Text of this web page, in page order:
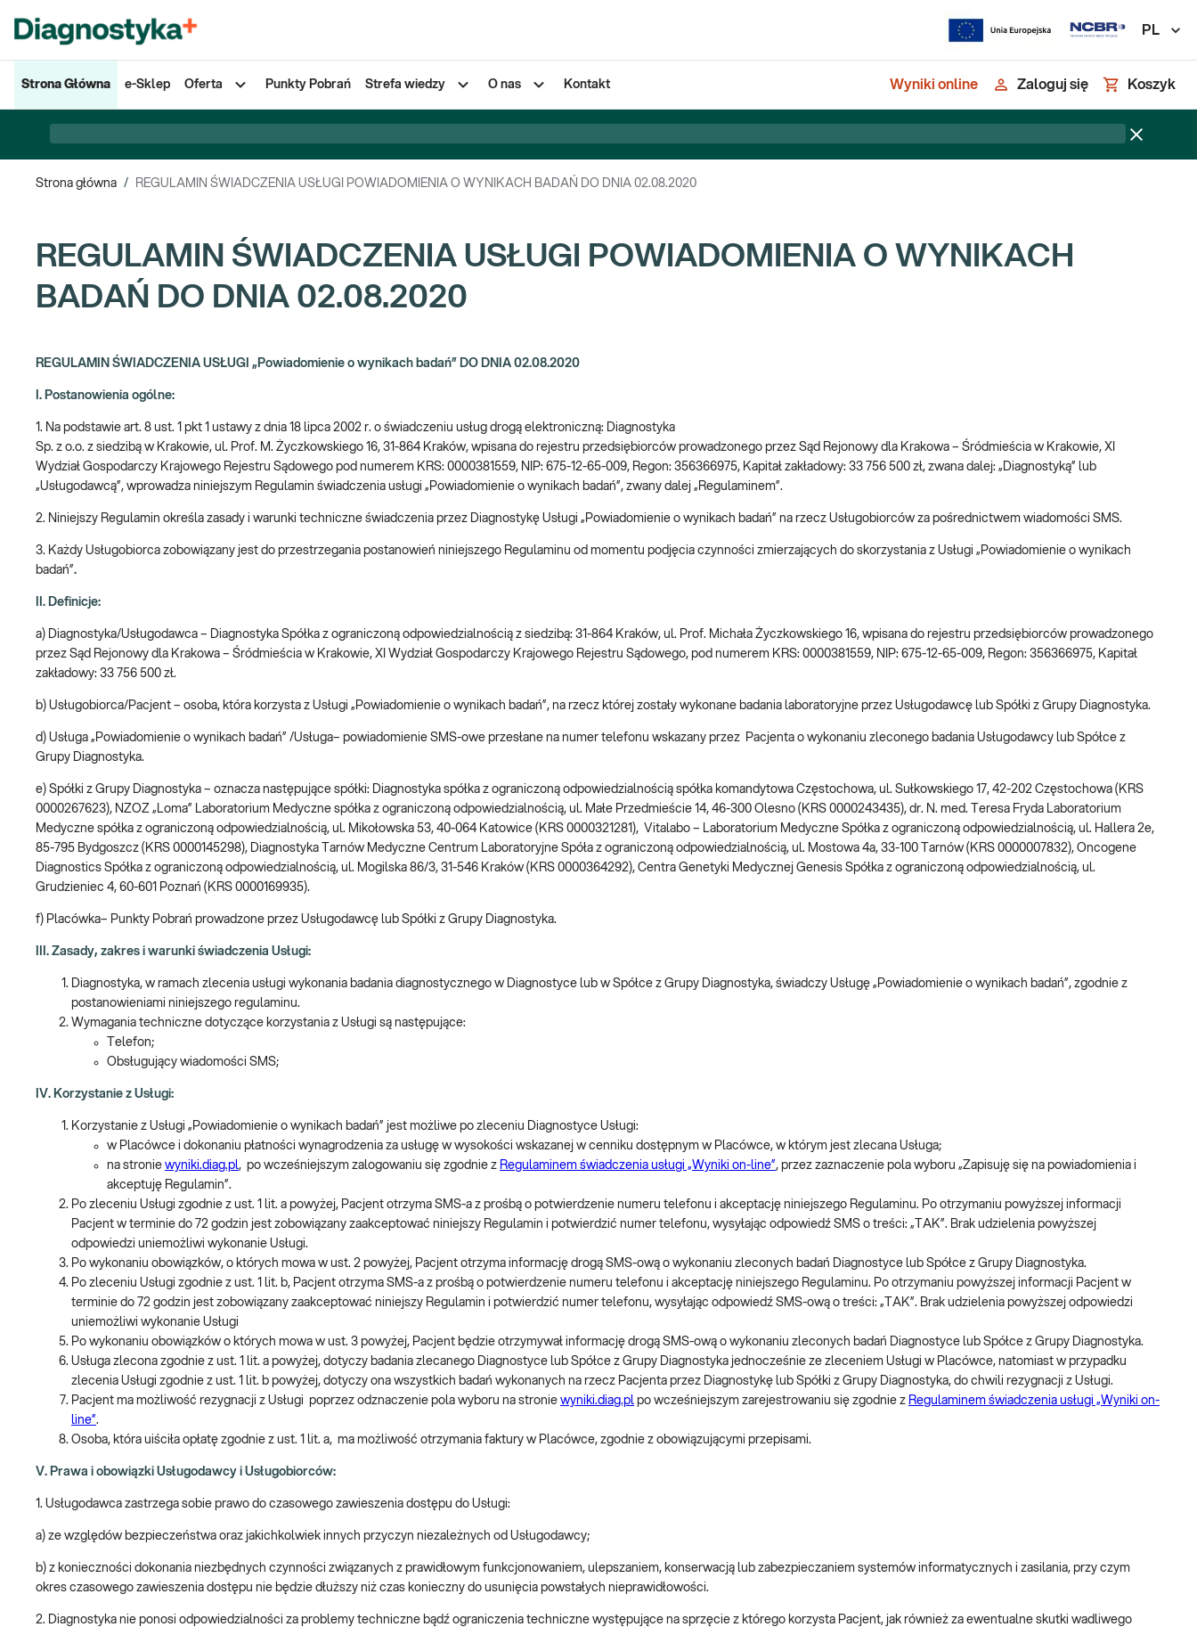
PL
Strona Główna e-Sklep Oferta Punkty Pobrań Strefa wiedzy O nas Kontakt Wyniki online Zaloguj się Koszyk
Strona główna / REGULAMIN ŚWIADCZENIA USŁUGI POWIADOMIENIA O WYNIKACH BADAŃ DO DNIA 02.08.2020
REGULAMIN ŚWIADCZENIA USŁUGI POWIADOMIENIA O WYNIKACH
BADAŃ DO DNIA 02.08.2020
REGULAMIN ŚWIADCZENIA USŁUGI „Powiadomienie o wynikach badań” DO DNIA 02.08.2020
I. Postanowienia ogólne:
1. Na podstawie art. 8 ust. 1 pkt 1 ustawy z dnia 18 lipca 2002 r. o świadczeniu usług drogą elektroniczną: Diagnostyka
Sp. z o.o. z siedzibą w Krakowie, ul. Prof. M. Życzkowskiego 16, 31-864 Kraków, wpisana do rejestru przedsiębiorców prowadzonego przez Sąd Rejonowy dla Krakowa – Śródmieścia w Krakowie, XI
Wydział Gospodarczy Krajowego Rejestru Sądowego pod numerem KRS: 0000381559, NIP: 675-12-65-009, Regon: 356366975, Kapitał zakładowy: 33 756 500 zł, zwana dalej: „Diagnostyką” lub
„Usługodawcą”, wprowadza niniejszym Regulamin świadczenia usługi „Powiadomienie o wynikach badań”, zwany dalej „Regulaminem”.
2. Niniejszy Regulamin określa zasady i warunki techniczne świadczenia przez Diagnostykę Usługi „Powiadomienie o wynikach badań” na rzecz Usługobiorców za pośrednictwem wiadomości SMS.
3. Każdy Usługobiorca zobowiązany jest do przestrzegania postanowień niniejszego Regulaminu od momentu podjęcia czynności zmierzających do skorzystania z Usługi „Powiadomienie o wynikach
badań”.
II. Definicje:
a) Diagnostyka/Usługodawca – Diagnostyka Spółka z ograniczoną odpowiedzialnością z siedzibą: 31-864 Kraków, ul. Prof. Michała Życzkowskiego 16, wpisana do rejestru przedsiębiorców prowadzonego
przez Sąd Rejonowy dla Krakowa – Śródmieścia w Krakowie, XI Wydział Gospodarczy Krajowego Rejestru Sądowego, pod numerem KRS: 0000381559, NIP: 675-12-65-009, Regon: 356366975, Kapitał
zakładowy: 33 756 500 zł.
b) Usługobiorca/Pacjent – osoba, która korzysta z Usługi „Powiadomienie o wynikach badań”, na rzecz której zostały wykonane badania laboratoryjne przez Usługodawcę lub Spółki z Grupy Diagnostyka.
d) Usługa „Powiadomienie o wynikach badań” /Usługa– powiadomienie SMS-owe przesłane na numer telefonu wskazany przez Pacjenta o wykonaniu zleconego badania Usługodawcy lub Spółce z
Grupy Diagnostyka.
e) Spółki z Grupy Diagnostyka – oznacza następujące spółki: Diagnostyka spółka z ograniczoną odpowiedzialnością spółka komandytowa Częstochowa, ul. Sułkowskiego 17, 42-202 Częstochowa (KRS
0000267623), NZOZ „Loma” Laboratorium Medyczne spółka z ograniczoną odpowiedzialnością, ul. Małe Przedmieście 14, 46-300 Olesno (KRS 0000243435), dr. N. med. Teresa Fryda Laboratorium
Medyczne spółka z ograniczoną odpowiedzialnością, ul. Mikołowska 53, 40-064 Katowice (KRS 0000321281), Vitalabo – Laboratorium Medyczne Spółka z ograniczoną odpowiedzialnością, ul. Hallera 2e,
85-795 Bydgoszcz (KRS 0000145298), Diagnostyka Tarnów Medyczne Centrum Laboratoryjne Spóła z ograniczoną odpowiedzialnością, ul. Mostowa 4a, 33-100 Tarnów (KRS 0000007832), Oncogene
Diagnostics Spółka z ograniczoną odpowiedzialnością, ul. Mogilska 86/3, 31-546 Kraków (KRS 0000364292), Centra Genetyki Medycznej Genesis Spółka z ograniczoną odpowiedzialnością, ul.
Grudzieniec 4, 60-601 Poznań (KRS 0000169935).
f) Placówka– Punkty Pobrań prowadzone przez Usługodawcę lub Spółki z Grupy Diagnostyka.
III. Zasady, zakres i warunki świadczenia Usługi:
Diagnostyka, w ramach zlecenia usługi wykonania badania diagnostycznego w Diagnostyce lub w Spółce z Grupy Diagnostyka, świadczy Usługę „Powiadomienie o wynikach badań”, zgodnie z
postanowieniami niniejszego regulaminu.
Wymagania techniczne dotyczące korzystania z Usługi są następujące:
Telefon;
Obsługujący wiadomości SMS;
IV. Korzystanie z Usługi:
Korzystanie z Usługi „Powiadomienie o wynikach badań” jest możliwe po zleceniu Diagnostyce Usługi:
w Placówce i dokonaniu płatności wynagrodzenia za usługę w wysokości wskazanej w cenniku dostępnym w Placówce, w którym jest zlecana Usługa;
na stronie wyniki.diag.pl, po wcześniejszym zalogowaniu się zgodnie z Regulaminem świadczenia usługi „Wyniki on-line”, przez zaznaczenie pola wyboru „Zapisuję się na powiadomienia i
akceptuję Regulamin”.
Po zleceniu Usługi zgodnie z ust. 1 lit. a powyżej, Pacjent otrzyma SMS-a z prośbą o potwierdzenie numeru telefonu i akceptację niniejszego Regulaminu. Po otrzymaniu powyższej informacji
Pacjent w terminie do 72 godzin jest zobowiązany zaakceptować niniejszy Regulamin i potwierdzić numer telefonu, wysyłając odpowiedź SMS o treści: „TAK”. Brak udzielenia powyższej
odpowiedzi uniemożliwi wykonanie Usługi.
Po wykonaniu obowiązków, o których mowa w ust. 2 powyżej, Pacjent otrzyma informację drogą SMS-ową o wykonaniu zleconych badań Diagnostyce lub Spółce z Grupy Diagnostyka.
Po zleceniu Usługi zgodnie z ust. 1 lit. b, Pacjent otrzyma SMS-a z prośbą o potwierdzenie numeru telefonu i akceptację niniejszego Regulaminu. Po otrzymaniu powyższej informacji Pacjent w
terminie do 72 godzin jest zobowiązany zaakceptować niniejszy Regulamin i potwierdzić numer telefonu, wysyłając odpowiedź SMS-ową o treści: „TAK”. Brak udzielenia powyższej odpowiedzi
uniemożliwi wykonanie Usługi
Po wykonaniu obowiązków o których mowa w ust. 3 powyżej, Pacjent będzie otrzymywał informację drogą SMS-ową o wykonaniu zleconych badań Diagnostyce lub Spółce z Grupy Diagnostyka.
Usługa zlecona zgodnie z ust. 1 lit. a powyżej, dotyczy badania zlecanego Diagnostyce lub Spółce z Grupy Diagnostyka jednocześnie ze zleceniem Usługi w Placówce, natomiast w przypadku
zlecenia Usługi zgodnie z ust. 1 lit. b powyżej, dotyczy ona wszystkich badań wykonanych na rzecz Pacjenta przez Diagnostykę lub Spółki z Grupy Diagnostyka, do chwili rezygnacji z Usługi.
Pacjent ma możliwość rezygnacji z Usługi poprzez odznaczenie pola wyboru na stronie wyniki.diag.pl po wcześniejszym zarejestrowaniu się zgodnie z Regulaminem świadczenia usługi „Wyniki on-
line”.
Osoba, która uiściła opłatę zgodnie z ust. 1 lit. a, ma możliwość otrzymania faktury w Placówce, zgodnie z obowiązującymi przepisami.
V. Prawa i obowiązki Usługodawcy i Usługobiorców:
1. Usługodawca zastrzega sobie prawo do czasowego zawieszenia dostępu do Usługi:
a) ze względów bezpieczeństwa oraz jakichkolwiek innych przyczyn niezależnych od Usługodawcy;
b) z konieczności dokonania niezbędnych czynności związanych z prawidłowym funkcjonowaniem, ulepszaniem, konserwacją lub zabezpieczaniem systemów informatycznych i zasilania, przy czym
okres czasowego zawieszenia dostępu nie będzie dłuższy niż czas konieczny do usunięcia powstałych nieprawidłowości.
2. Diagnostyka nie ponosi odpowiedzialności za problemy techniczne bądź ograniczenia techniczne występujące na sprzęcie z którego korzysta Pacjent, jak również za ewentualne skutki wadliwego